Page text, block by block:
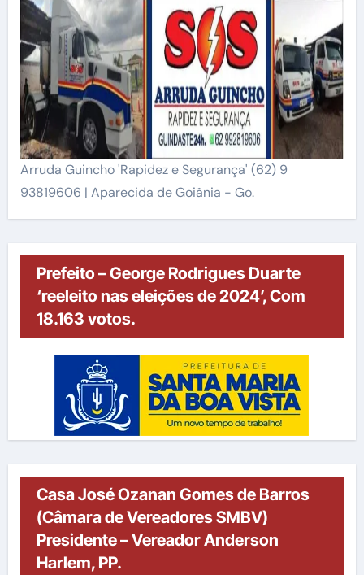
Arruda Guincho 'Rapidez e Segurança' (62) 9
93819606 | Aparecida de Goiânia - Go.
Prefeito – George Rodrigues Duarte
‘reeleito nas eleições de 2024’, Com
18.163 votos.
Casa José Ozanan Gomes de Barros
(Câmara de Vereadores SMBV)
Presidente – Vereador Anderson
Harlem, PP.